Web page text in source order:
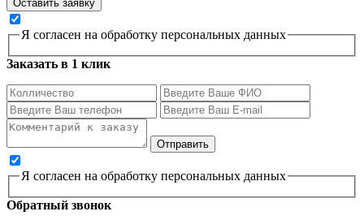
Я согласен на обработку персональных данных
Заказать в 1 клик
Я согласен на обработку персональных данных
Обратный звонок